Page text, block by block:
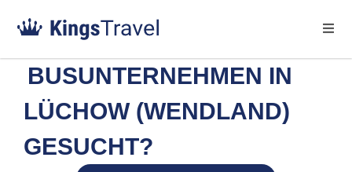
BUSUNTERNEHMEN IN
LÜCHOW (WENDLAND)
GESUCHT?